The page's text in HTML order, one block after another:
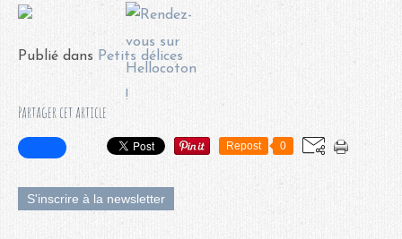
Publié dans Petits délices
Partager cet article
Repost 0
S'inscrire à la newsletter